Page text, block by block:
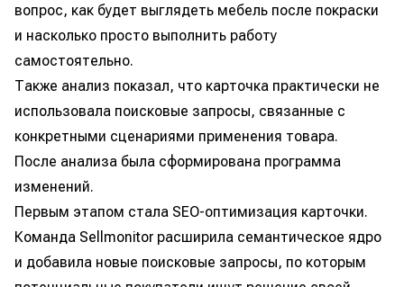
вопрос, как будет выглядеть мебель после покраски
и насколько просто выполнить работу
самостоятельно.
Также анализ показал, что карточка практически не
использовала поисковые запросы, связанные с
конкретными сценариями применения товара.
После анализа была сформирована программа
изменений.
Первым этапом стала SEO-оптимизация карточки.
Команда Sellmonitor расширила семантическое ядро
и добавила новые поисковые запросы, по которым